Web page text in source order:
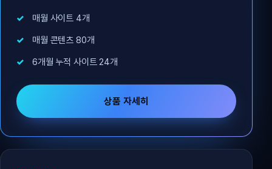
매월 사이트 4개
매월 콘텐츠 80개
6개월 누적 사이트 24개
상품 자세히